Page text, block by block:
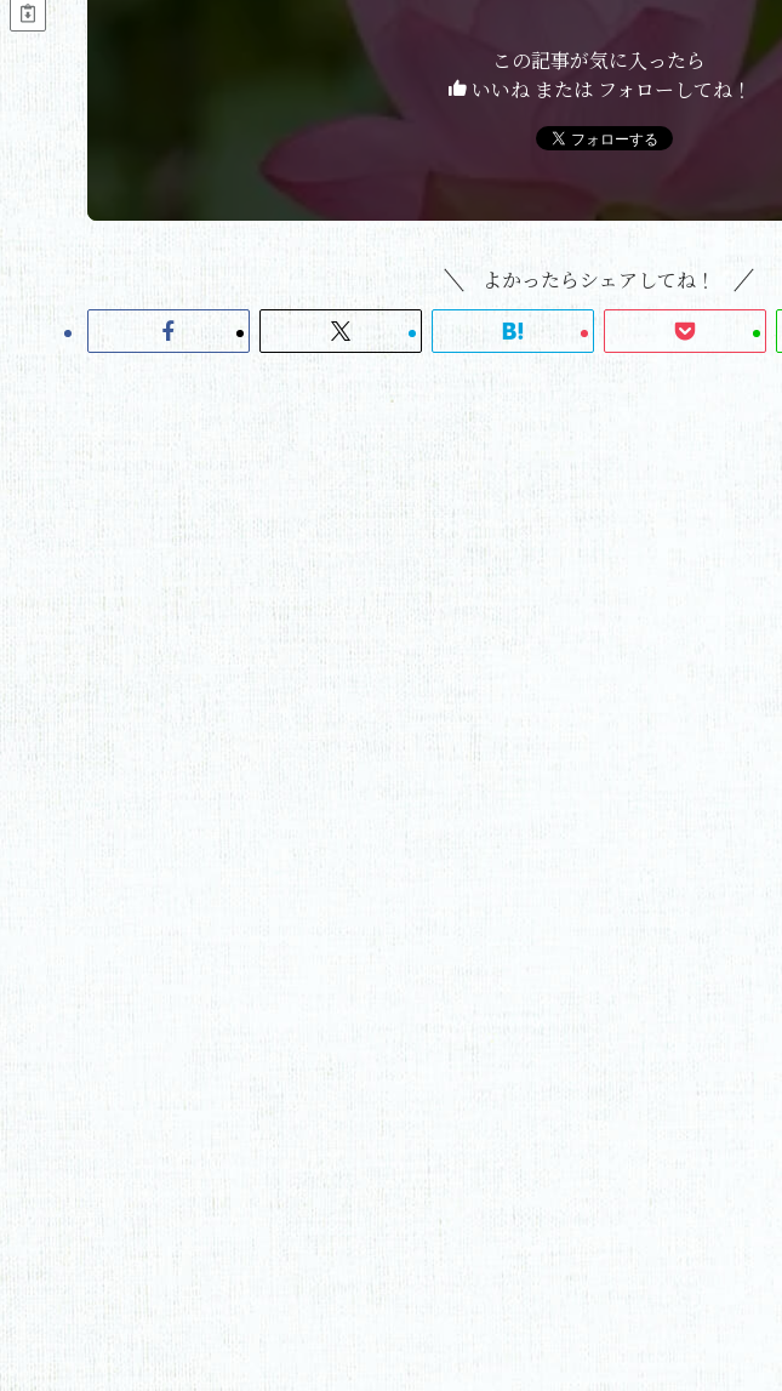
この記事が気に入ったら
いいね または フォローしてね！
よかったらシェアしてね！